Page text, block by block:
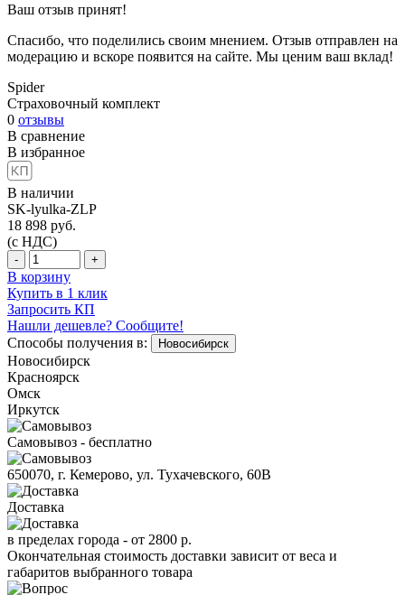
Ваш отзыв принят!
Спасибо, что поделились своим мнением. Отзыв отправлен на
модерацию и вскоре появится на сайте. Мы ценим ваш вклад!
Spider
Страховочный комплект
0 отзывы
В сравнение
В избранное
В наличии
SK-lyulka-ZLP
18 898 руб.
(с НДС)
- +
В корзину
Купить в 1 клик
Запросить КП
Нашли дешевле? Сообщите!
Способы получения в:
Новосибирск
Новосибирск
Красноярск
Омск
Иркутск
Самовывоз - бесплатно
650070, г. Кемерово, ул. Тухачевского, 60В
Доставка
в пределах города - от 2800 р.
Окончательная стоимость доставки зависит от веса и
габаритов выбранного товара